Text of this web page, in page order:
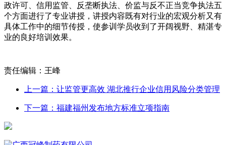
政许可、信用监管、反垄断执法、价监与反不正当竞争执法五
个方面进行了专业讲授，讲授内容既有对行业的宏观分析又有
具体工作中的细节传授，使参训学员收到了开阔视野、精湛专
业的良好培训效果。
责任编辑：王峰
上一篇：让监管更高效 湖北推行企业信用风险分类管理
下一篇：福建福州发布地方标准立项指南